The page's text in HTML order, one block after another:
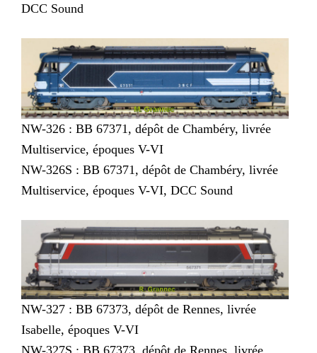
DCC Sound
NW-326 : BB 67371, dépôt de Chambéry, livrée
Multiservice, époques V-VI
NW-326S : BB 67371, dépôt de Chambéry, livrée
Multiservice, époques V-VI, DCC Sound
NW-327 : BB 67373, dépôt de Rennes, livrée
Isabelle, époques V-VI